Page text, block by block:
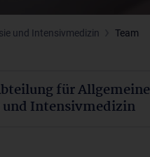
und Intensivmedizin Team
für Allgemeine
und Intensivmedizin